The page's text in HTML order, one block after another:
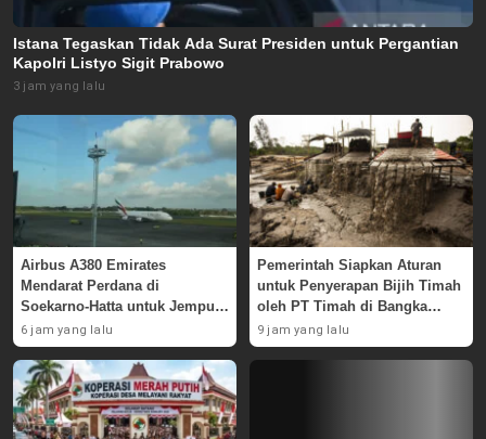
Istana Tegaskan Tidak Ada Surat Presiden untuk Pergantian
Kapolri Listyo Sigit Prabowo
3 jam yang lalu
Airbus A380 Emirates
Mendarat Perdana di
Soekarno-Hatta untuk Jemput
Skuad AC Milan
6 jam yang lalu
Pemerintah Siapkan Aturan
untuk Penyerapan Bijih Timah
oleh PT Timah di Bangka
Belitung
9 jam yang lalu